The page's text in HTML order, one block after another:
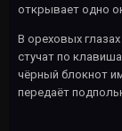
открывает одно
В ореховых
стучат по
чёрный блокнот
передаёт